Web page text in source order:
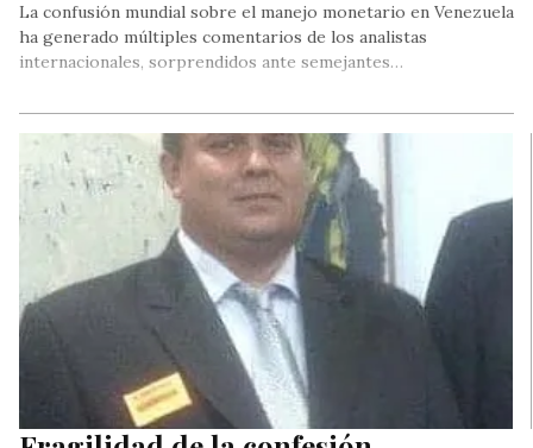
La confusión mundial sobre el manejo monetario en Venezuela
ha generado múltiples comentarios de los analistas
internacionales, sorprendidos ante semejantes…